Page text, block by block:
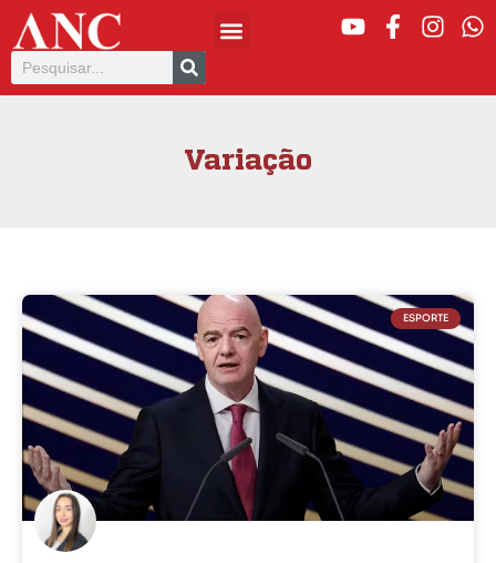
Variação
ESPORTE